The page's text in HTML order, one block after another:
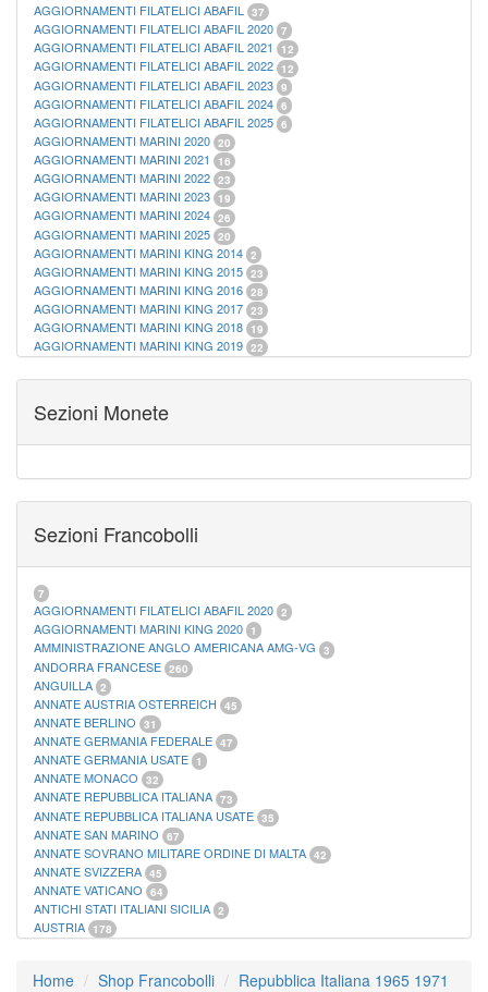
AGGIORNAMENTI FILATELICI ABAFIL 37
AGGIORNAMENTI FILATELICI ABAFIL 2020 7
AGGIORNAMENTI FILATELICI ABAFIL 2021 12
AGGIORNAMENTI FILATELICI ABAFIL 2022 12
AGGIORNAMENTI FILATELICI ABAFIL 2023 9
AGGIORNAMENTI FILATELICI ABAFIL 2024 6
AGGIORNAMENTI FILATELICI ABAFIL 2025 6
AGGIORNAMENTI MARINI 2020 20
AGGIORNAMENTI MARINI 2021 16
AGGIORNAMENTI MARINI 2022 23
AGGIORNAMENTI MARINI 2023 19
AGGIORNAMENTI MARINI 2024 26
AGGIORNAMENTI MARINI 2025 20
AGGIORNAMENTI MARINI KING 2014 2
AGGIORNAMENTI MARINI KING 2015 23
AGGIORNAMENTI MARINI KING 2016 28
AGGIORNAMENTI MARINI KING 2017 23
AGGIORNAMENTI MARINI KING 2018 19
AGGIORNAMENTI MARINI KING 2019 22
ALBUM PER CARTAMONETA 1
CARTELLE FILATELICHE MARINI
21
FOGLI FILATELICI VATICANO 37
FOGLI MARINI PERIODI SEPARATI VATICANO
MATERIALE FILATELICO MARINI 33
RACCOGLITORI XL
Sezioni Monete
Sezioni Francobolli
7
AGGIORNAMENTI FILATELICI ABAFIL 2020 2
AGGIORNAMENTI MARINI KING 2020 1
AMMINISTRAZIONE ANGLO AMERICANA AMG-VG 3
ANDORRA FRANCESE 260
ANGUILLA 2
ANNATE AUSTRIA OSTERREICH 45
ANNATE BERLINO 31
ANNATE GERMANIA FEDERALE 47
ANNATE GERMANIA USATE 1
ANNATE MONACO 32
ANNATE REPUBBLICA ITALIANA 73
ANNATE REPUBBLICA ITALIANA USATE 35
ANNATE SAN MARINO 67
ANNATE SOVRANO MILITARE ORDINE DI MALTA 42
ANNATE SVIZZERA 45
ANNATE VATICANO 64
ANTICHI STATI ITALIANI SICILIA 2
AUSTRIA 178
CASTELROSSO 10
Home Shop Francobolli
Repubblica Italiana 1965 1971